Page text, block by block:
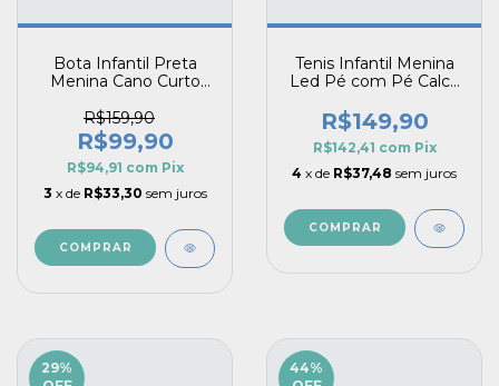
Bota Infantil Preta
Menina Cano Curto
Montana
R$159,90
R$99,90
R$94,91 com Pix
3 x de R$33,30 sem juros
COMPRAR
Tenis Infantil Menina
Led Pé com Pé Calce
do Mar Guty
R$149,90
R$142,41 com Pix
4 x de R$37,48 sem juros
COMPRAR
29%
44%